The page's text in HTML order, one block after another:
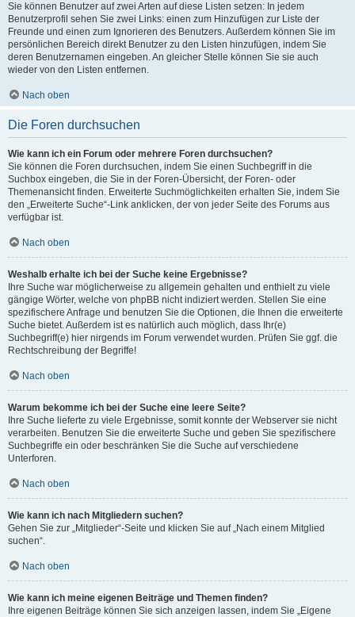
Sie können Benutzer auf zwei Arten auf diese Listen setzen: In jedem
Benutzerprofil sehen Sie zwei Links: einen zum Hinzufügen zur Liste der
Freunde und einen zum Ignorieren des Benutzers. Außerdem können Sie im
persönlichen Bereich direkt Benutzer zu den Listen hinzufügen, indem Sie
deren Benutzernamen eingeben. An gleicher Stelle können Sie sie auch
wieder von den Listen entfernen.
Nach oben
Die Foren durchsuchen
Wie kann ich ein Forum oder mehrere Foren durchsuchen?
Sie können die Foren durchsuchen, indem Sie einen Suchbegriff in die
Suchbox eingeben, die Sie in der Foren-Übersicht, der Foren- oder
Themenansicht finden. Erweiterte Suchmöglichkeiten erhalten Sie, indem Sie
den „Erweiterte Suche“-Link anklicken, der von jeder Seite des Forums aus
verfügbar ist.
Nach oben
Weshalb erhalte ich bei der Suche keine Ergebnisse?
Ihre Suche war möglicherweise zu allgemein gehalten und enthielt zu viele
gängige Wörter, welche von phpBB nicht indiziert werden. Stellen Sie eine
spezifischere Anfrage und benutzen Sie die Optionen, die Ihnen die erweiterte
Suche bietet. Außerdem ist es natürlich auch möglich, dass Ihr(e)
Suchbegriff(e) hier nirgends im Forum verwendet wurden. Prüfen Sie ggf. die
Rechtschreibung der Begriffe!
Nach oben
Warum bekomme ich bei der Suche eine leere Seite?
Ihre Suche lieferte zu viele Ergebnisse, somit konnte der Webserver sie nicht
verarbeiten. Benutzen Sie die erweiterte Suche und geben Sie spezifischere
Suchbegriffe ein oder beschränken Sie die Suche auf verschiedene
Unterforen.
Nach oben
Wie kann ich nach Mitgliedern suchen?
Gehen Sie zur „Mitglieder“-Seite und klicken Sie auf „Nach einem Mitglied
suchen“.
Nach oben
Wie kann ich meine eigenen Beiträge und Themen finden?
Ihre eigenen Beiträge können Sie sich anzeigen lassen, indem Sie „Eigene